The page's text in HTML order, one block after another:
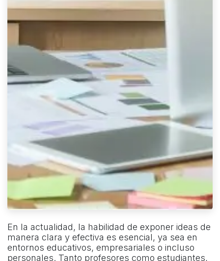
En la actualidad, la habilidad de exponer ideas de
manera clara y efectiva es esencial, ya sea en
entornos educativos, empresariales o incluso
personales. Tanto profesores como estudiantes,